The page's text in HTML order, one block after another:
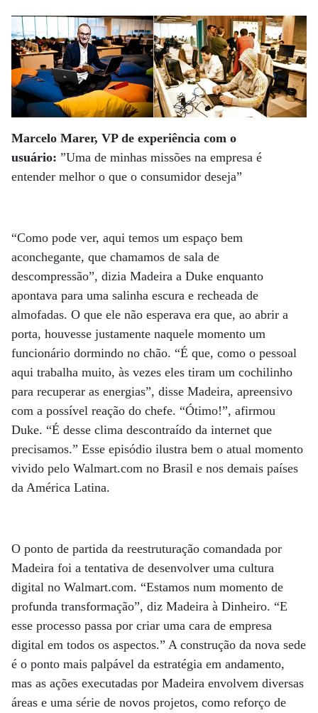
Marcelo Marer, VP de experiência com o
usuário: ”Uma de minhas missões na empresa é
entender melhor o que o consumidor deseja”
“Como pode ver, aqui temos um espaço bem
aconchegante, que chamamos de sala de
descompressão”, dizia Madeira a Duke enquanto
apontava para uma salinha escura e recheada de
almofadas. O que ele não esperava era que, ao abrir a
porta, houvesse justamente naquele momento um
funcionário dormindo no chão. “É que, como o pessoal
aqui trabalha muito, às vezes eles tiram um cochilinho
para recuperar as energias”, disse Madeira, apreensivo
com a possível reação do chefe. “Ótimo!”, afirmou
Duke. “É desse clima descontraído da internet que
precisamos.” Esse episódio ilustra bem o atual momento
vivido pelo Walmart.com no Brasil e nos demais países
da América Latina.
O ponto de partida da reestruturação comandada por
Madeira foi a tentativa de desenvolver uma cultura
digital no Walmart.com. “Estamos num momento de
profunda transformação”, diz Madeira à Dinheiro. “E
esse processo passa por criar uma cara de empresa
digital em todos os aspectos.” A construção da nova sede
é o ponto mais palpável da estratégia em andamento,
mas as ações executadas por Madeira envolvem diversas
áreas e uma série de novos projetos, como reforço de